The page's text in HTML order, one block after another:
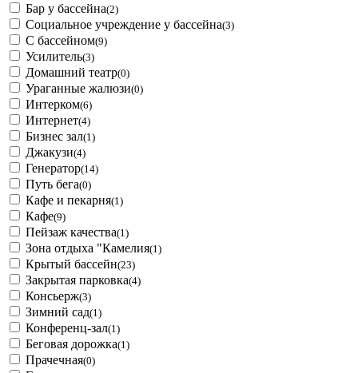
Бар у бассейна(2)
Социальное учреждение у бассейна(3)
С бассейном(9)
Усилитель(3)
Домашний театр(0)
Ураганные жалюзи(0)
Интерком(6)
Интернет(4)
Бизнес зал(1)
Джакузи(4)
Генератор(14)
Путь бега(0)
Кафе и пекарня(1)
Кафе(9)
Пейзаж качества(1)
Зона отдыха "Камелия(1)
Крытый бассейн(23)
Закрытая парковка(4)
Консьерж(3)
Зимний сад(1)
Конференц-зал(1)
Беговая дорожка(1)
Прачечная(0)